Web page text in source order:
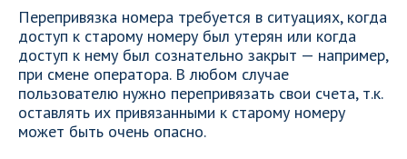
Перепривязка номера требуется в ситуациях, когда
доступ к старому номеру был утерян или когда
доступ к нему был сознательно закрыт — например,
при смене оператора. В любом случае
пользователю нужно перепривязать свои счета, т.к.
оставлять их привязанными к старому номеру
может быть очень опасно.